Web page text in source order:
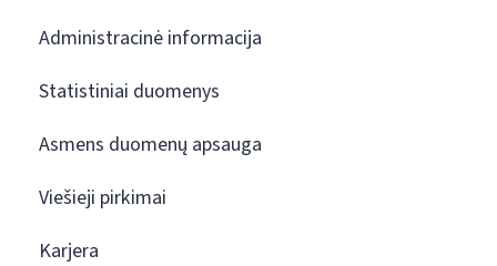
Administracinė informacija
Statistiniai duomenys
Asmens duomenų apsauga
Viešieji pirkimai
Karjera